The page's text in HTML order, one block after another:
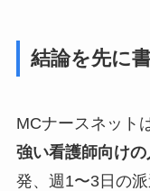
結論を先に
MCナースネット
強い看護師向け
発、週1〜3日の